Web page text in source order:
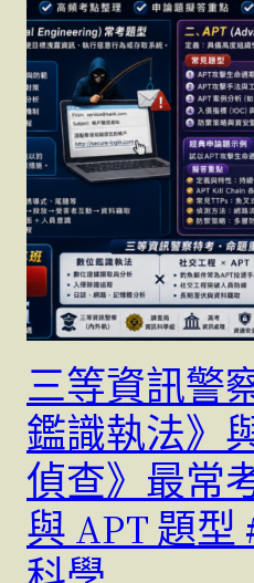
三等資訊警
鑑識執法》
偵查》最常
與 APT 題